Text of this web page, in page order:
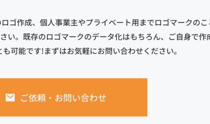
ゴ作成、個人事業主やプライベート用までロゴマークのこ
い。既存のロゴマークのデータ化はもちろん、ご自身で作
可能です!まずはお気軽にお問い合わせください。
ご依頼・お問い合わせ